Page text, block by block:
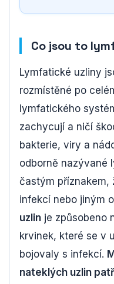
Co jsou to
Lymfatické uzliny
rozmístěné po
lymfatického
zachycují a ničí
bakterie, viry a
odborně nazývané
častým příznakem,
infekcí nebo jiným
uzlin je způsobeno
krvinek, které se v
bojovaly s infekcí.
nateklých uzlin